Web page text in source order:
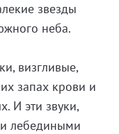
звезды
неба.
визгливые,
запах крови и
И эти звуки,
лебедиными